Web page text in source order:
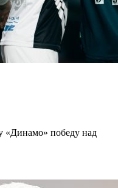
«Динамо» победу над